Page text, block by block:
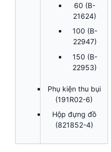
60 (B-
21624)
100 (B-
22947)
150 (B-
22953)
Phụ kiện thu bụi
(191R02-6)
Hộp đựng đồ
(821852-4)